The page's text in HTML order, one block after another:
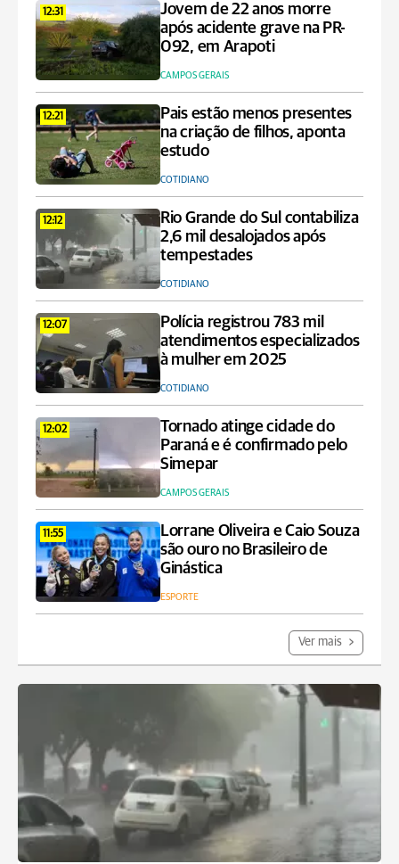
12:31
Jovem de 22 anos morre
após acidente grave na PR-
092, em Arapoti
CAMPOS GERAIS
12:21
Pais estão menos presentes
na criação de filhos, aponta
estudo
COTIDIANO
12:12
Rio Grande do Sul contabiliza
2,6 mil desalojados após
tempestades
COTIDIANO
12:07
Polícia registrou 783 mil
atendimentos especializados
à mulher em 2025
COTIDIANO
12:02
Tornado atinge cidade do
Paraná e é confirmado pelo
Simepar
CAMPOS GERAIS
11:55
Lorrane Oliveira e Caio Souza
são ouro no Brasileiro de
Ginástica
ESPORTE
Ver mais